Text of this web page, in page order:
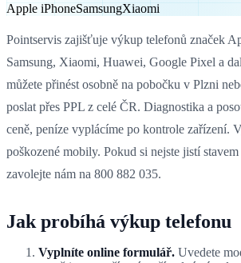
Apple iPhoneSamsungXiaomi
Pointservis zajišťuje výkup telefonů značek
Samsung, Xiaomi, Huawei, Google Pixel a
můžete přinést osobně na pobočku v Plzni
poslat přes PPL z celé ČR. Diagnostika a
ceně, peníze vyplácíme po kontrole zařízení.
poškozené mobily. Pokud si nejste jistí
zavolejte nám na 800 882 035.
Jak probíhá výkup telefonu
Vyplníte online formulář. Uvedete